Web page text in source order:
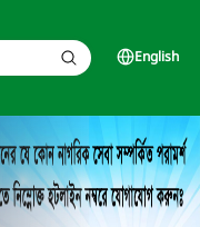
English